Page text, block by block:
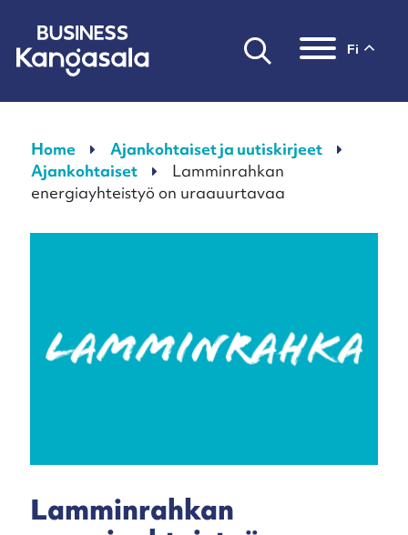
Home
Ajankohtaiset ja uutiskirjeet
Ajankohtaiset
Lamminrahkan
energiayhteistyö on uraauurtavaa
Lamminrahkan
fi